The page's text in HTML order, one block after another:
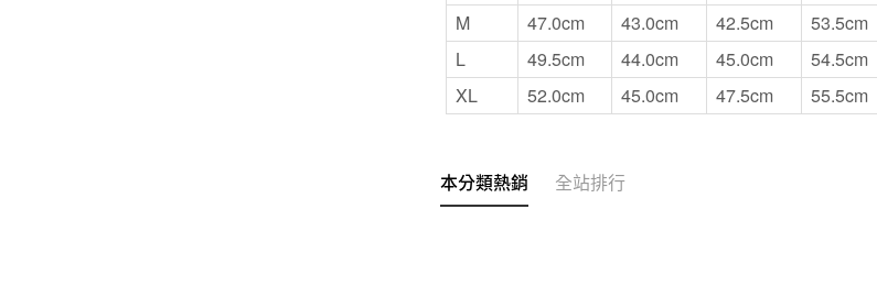
M
47.0cm 43.0cm 42.5cm 53.5cm
L
49.5cm 44.0cm 45.0cm 54.5cm
XL
52.0cm 45.0cm 47.5cm 55.5cm
本分類熱銷 全站排行